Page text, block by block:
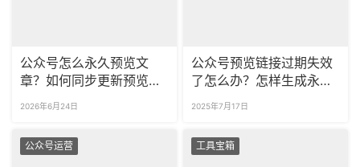
公众号怎么永久预览文
章？如何同步更新预览的
2026年6月24日
公众号预览链接过期失效
了怎么办？怎样生成永久
2025年7月17日
公众号运营 工具宝箱